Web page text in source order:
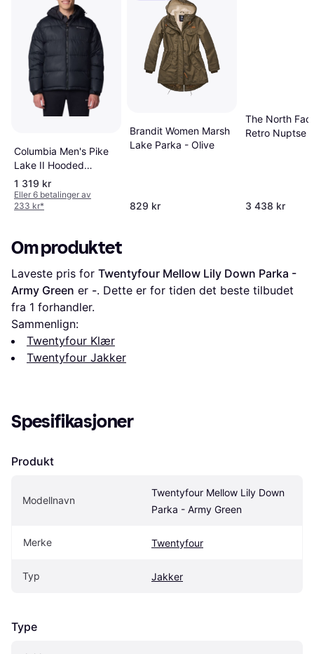
Columbia Men's Pike
Lake II Hooded
Jacket - Black
1 319 kr
Eller 6 betalinger av
233 kr*
Brandit Women Marsh
Lake Parka - Olive
829 kr
The North
Retro Nuptse
3 438 kr
Om produktet
Laveste pris for Twentyfour Mellow Lily Down Parka -
Army Green er -. Dette er for tiden det beste tilbudet
fra 1 forhandler.
Sammenlign:
Twentyfour Klær
Twentyfour Jakker
Spesifikasjoner
Produkt
Modellnavn
Twentyfour Mellow Lily Down
Parka - Army Green
Merke Twentyfour
Typ Jakker
Type